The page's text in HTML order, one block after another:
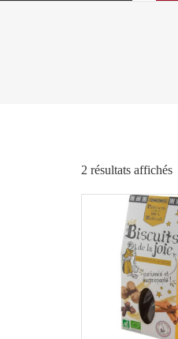
2 résultats affichés